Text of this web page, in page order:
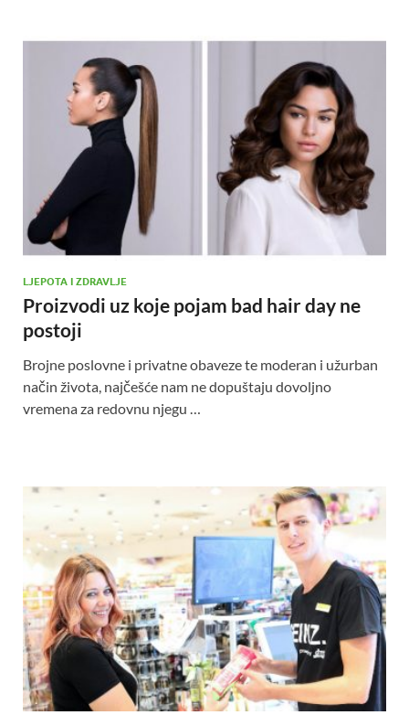
LJEPOTA I ZDRAVLJE
Proizvodi uz koje pojam bad hair day ne
postoji
Brojne poslovne i privatne obaveze te moderan i užurban
način života, najčešće nam ne dopuštaju dovoljno
vremena za redovnu njegu …